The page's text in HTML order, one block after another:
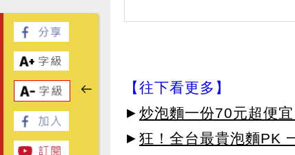
【往下看更多】
► 炒泡麵一份70元超便
► 狂！全台最貴泡麵PK